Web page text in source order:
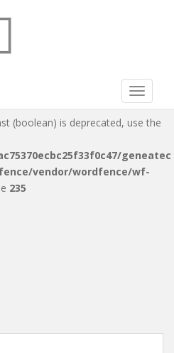
(double) is deprecated, use the
geneatec
(boolean) is deprecated, use the
geneatec
vendor/wordfence/wf-
235
Toggle